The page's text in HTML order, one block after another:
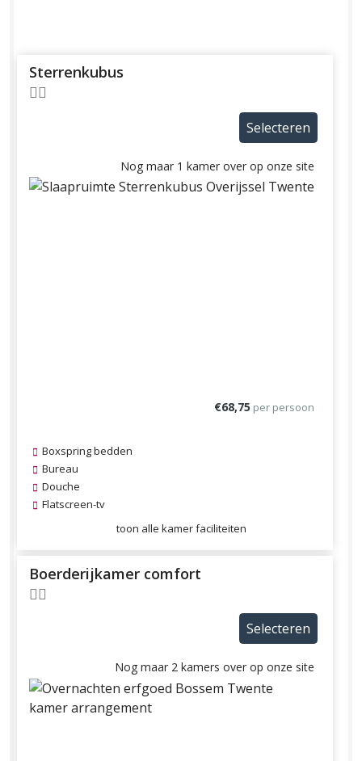
Sterrenkubus
Selecteren
Nog maar 1 kamer over op onze site
€68,75 per persoon
Boxspring bedden
Bureau
Douche
Flatscreen-tv
toon alle kamer faciliteiten
Boerderijkamer comfort
Selecteren
Nog maar 2 kamers over op onze site